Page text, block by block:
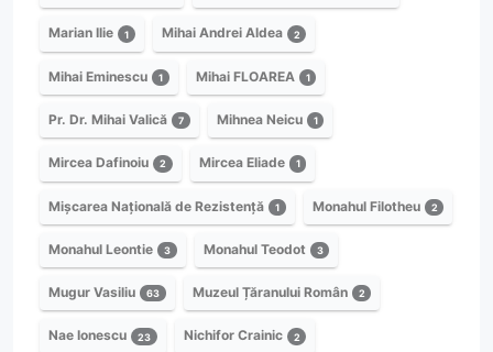
Marian Ilie 1 Mihai Andrei Aldea 2
Mihai Eminescu 1 Mihai FLOAREA 1
Pr. Dr. Mihai Valică 7 Mihnea Neicu 1
Mircea Dafinoiu 2 Mircea Eliade 1
Mișcarea Națională de Rezistență 1 Monahul Filotheu 2
Monahul Leontie 3 Monahul Teodot 3
Mugur Vasiliu 63 Muzeul Țăranului Român 2
Nae Ionescu 23 Nichifor Crainic 2